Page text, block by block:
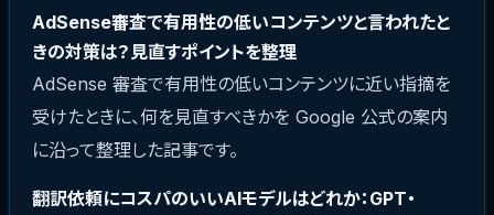
AdSense審査で有用性の低いコンテンツと言われたと
きの対策は？見直すポイントを整理
AdSense 審査で有用性の低いコンテンツに近い指摘を
受けたときに、何を見直すべきかを Google 公式の案内
に沿って整理した記事です。
翻訳依頼にコスパのいいAIモデルはどれか：GPT・